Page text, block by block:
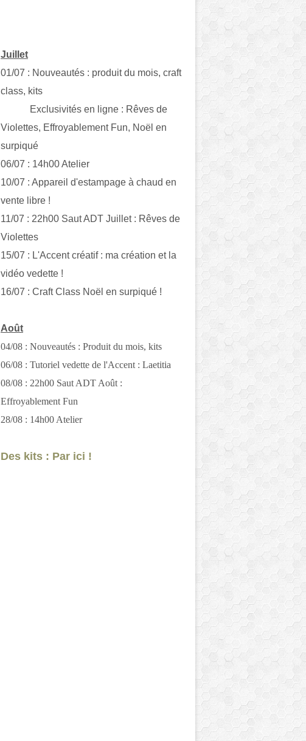
Juillet
01/07 : Nouveautés : produit du mois, craft
class, kits
Exclusivités en ligne : Rêves de
Violettes, Effroyablement Fun, Noël en
surpiqué
06/07 : 14h00 Atelier
10/07 : Appareil d'estampage à chaud en
vente libre !
11/07 : 22h00 Saut ADT Juillet : Rêves de
Violettes
15/07 : L'Accent créatif : ma création et la
vidéo vedette !
16/07 : Craft Class Noël en surpiqué !
Août
04/08 : Nouveautés : Produit du mois, kits
06/08 : Tutoriel vedette de l'Accent : Laetitia
08/08 : 22h00 Saut ADT Août :
Effroyablement Fun
28/08 : 14h00 Atelier
Des kits : Par ici !